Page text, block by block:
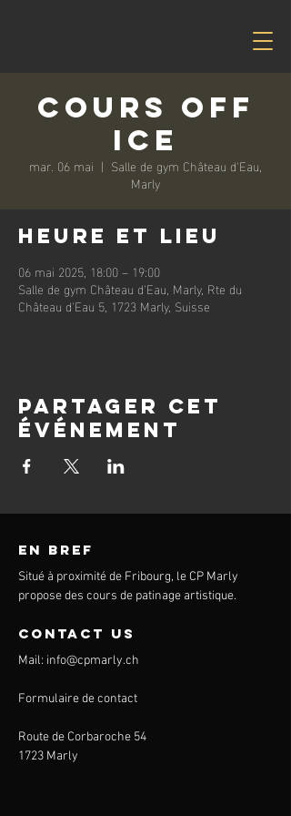
Cours off
ice
mar. 06 mai
  |
Salle de gym Château d'Eau,
Marly
Heure et lieu
06 mai 2025, 18:00 – 19:00
Salle de gym Château d'Eau, Marly, Rte du
Château d'Eau 5, 1723 Marly, Suisse
Partager cet
événement
en bref
Situé à proximité de Fribourg, le CP Marly
propose des cours de patinage artistique.
contact us
Mail: info@cpmarly.ch
Formulaire de contact
Route de Corbaroche 54
1723 Marly